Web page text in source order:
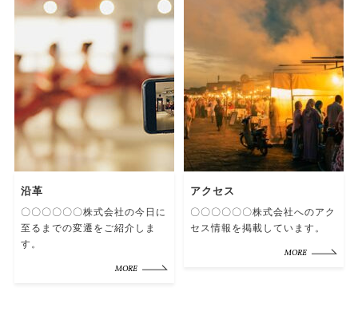
沿革
〇〇〇〇〇〇株式会社の今日に
至るまでの変遷をご紹介しま
す。
MORE
アクセス
〇〇〇〇〇〇株式会社へのアク
セス情報を掲載しています。
MORE